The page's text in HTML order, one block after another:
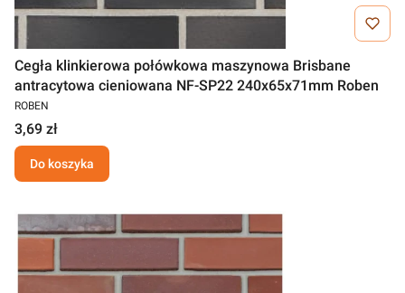
Cegła klinkierowa połówkowa maszynowa Brisbane
antracytowa cieniowana NF-SP22 240x65x71mm Roben
ROBEN
3,69 zł
Do koszyka